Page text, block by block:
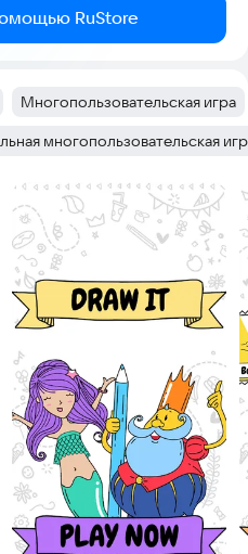
RuStore
Тег:
Многопользовательская игра
многопользовательская